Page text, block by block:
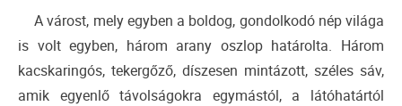
A várost, mely egyben a boldog, gondolkodó nép világa
is volt egyben, három arany oszlop határolta. Három
kacskaringós, tekergőző, díszesen mintázott, széles sáv,
amik egyenlő távolságokra egymástól, a látóhatártól